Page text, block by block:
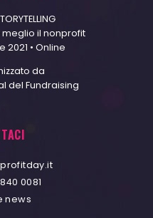
il nonprofit
2021 • Online
da
del Fundraising
0081
news